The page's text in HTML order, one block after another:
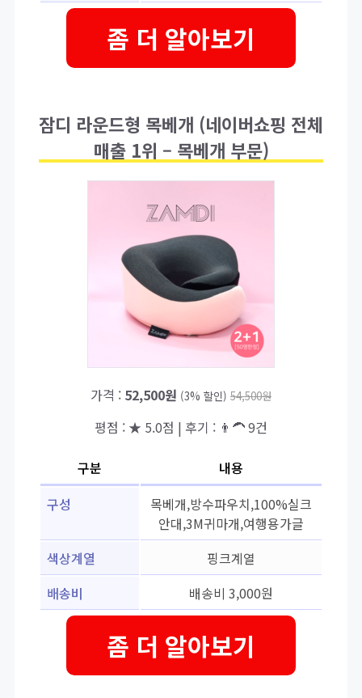
좀 더 알아보기
잠디 라운드형 목베개 (네이버쇼핑 전체
매출 1위 – 목베개 부문)
가격 : 52,500원 (3% 할인) 54,500원
평점 : ★ 5.0점 | 후기 : 👨‍🦱 9건
구분
내용
구성
목베개,방수파우치,100%실크
안대,3M귀마개,여행용가글
색상계열
핑크계열
배송비
배송비 3,000원
좀 더 알아보기